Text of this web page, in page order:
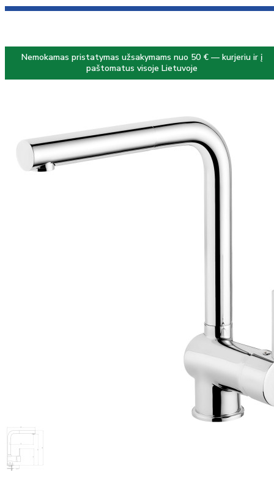
Nemokamas pristatymas užsakymams nuo 50 € — kurjeriu ir į
paštomatus visoje Lietuvoje